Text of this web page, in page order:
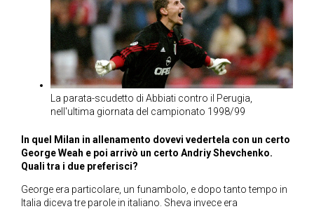
La parata-scudetto di Abbiati contro il Perugia,
nell'ultima giornata del campionato 1998/99
In quel Milan in allenamento dovevi vedertela con un certo
George Weah e poi arrivò un certo Andriy Shevchenko.
Quali tra i due preferisci?
George era particolare, un funambolo, e dopo tanto tempo in
Italia diceva tre parole in italiano. Sheva invece era